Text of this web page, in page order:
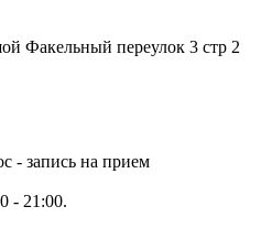
Факельный переулок 3 стр 2
- 21:00.